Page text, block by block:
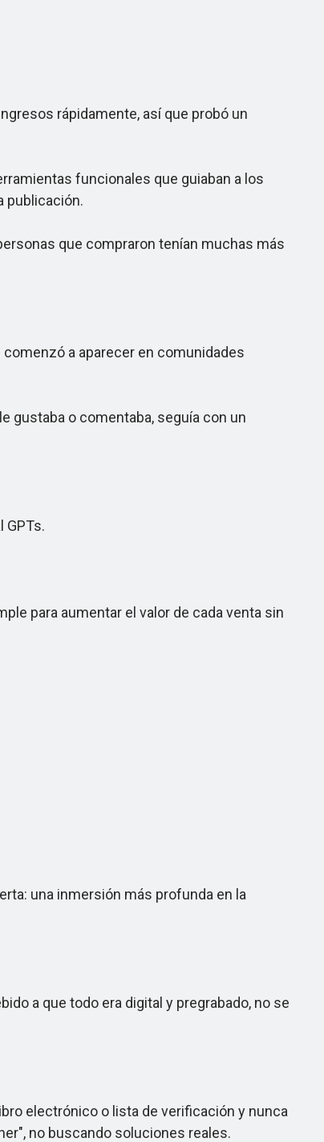
rápidamente, así que probó un
funcionales que guiaban a los
publicación.
que compraron tenían muchas más
a aparecer en comunidades
gustaba o comentaba, seguía con un
GPTs.
para aumentar el valor de cada venta sin
una inmersión más profunda en la
a que todo era digital y pregrabado, no se
electrónico o lista de verificación y nunca
no buscando soluciones reales.